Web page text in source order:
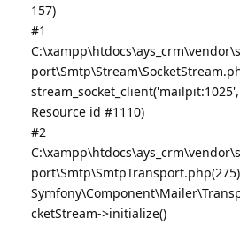
157)
#1
Resource id #1110)
#2
cketStream->initialize()